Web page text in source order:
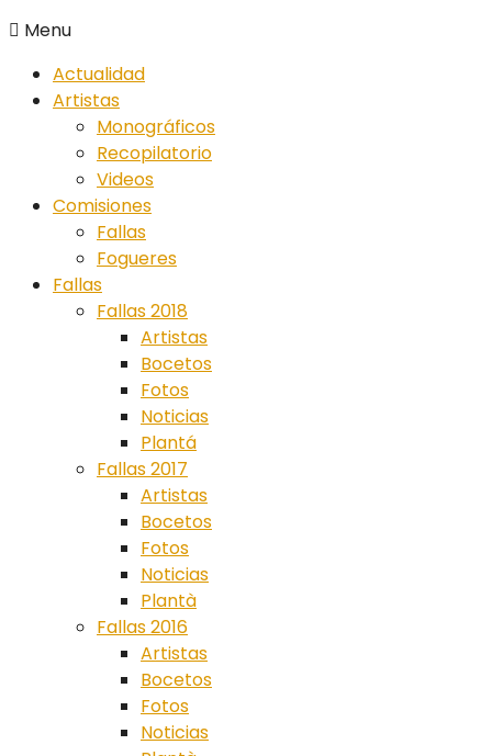
Menu
Actualidad
Artistas
Monográficos
Recopilatorio
Videos
Comisiones
Fallas
Fogueres
Fallas
Fallas 2018
Artistas
Bocetos
Fotos
Noticias
Plantá
Fallas 2017
Artistas
Bocetos
Fotos
Noticias
Plantà
Fallas 2016
Artistas
Bocetos
Fotos
Noticias